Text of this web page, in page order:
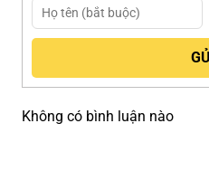
Không có bình luận nào